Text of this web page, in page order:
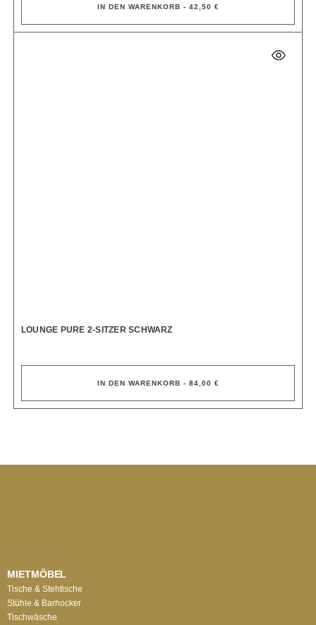
IN DEN WARENKORB - 42,50 €
LOUNGE PURE 2-SITZER SCHWARZ
IN DEN WARENKORB - 84,00 €
MIETMÖBEL
Tische & Stehtische
Stühle & Barhocker
Tischwäsche